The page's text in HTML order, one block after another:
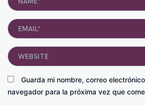
Email*
Guarda mi nombre, correo
navegador para la próxima vez que
Website